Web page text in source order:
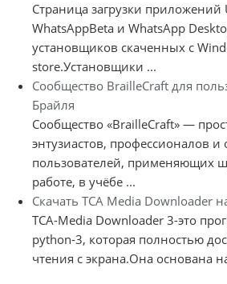
Страница загрузки приложений
WhatsAppBeta и WhatsApp
установщиков скаченных с
store.Установщики ...
Сообщество BrailleCraft для
Брайля
Сообщество «BrailleCraft» —
энтузиастов, профессионалов
пользователей, применяющих
работе, в учёбе ...
Скачать TCA Media Downloader
TCA-Media Downloader 3-это
python-3, которая полностью
чтения с экрана.Она основана